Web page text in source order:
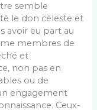
semble
le don céleste et
avoir eu part au
membres de
et
non pas en
ou de
engagement
Ceux-